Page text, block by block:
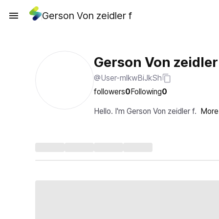
Gerson Von zeidler f
Gerson Von
@User-mlkwBiJkSh
followers0Following0
Hello. I'm Gerson Von zeidler f. More